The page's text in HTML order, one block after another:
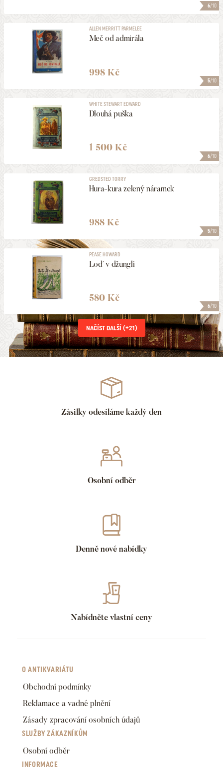
6/10
5/10
ALLEN MERRITT PARMELEE
Meč od admirála
998 Kč
6/10
WHITE STEWART EDWARD
Dlouhá puška
1 500 Kč
5/10
GREDSTED TORRY
Hura-kura zelený náramek
988 Kč
6/10
PEASE HOWARD
Loď v džungli
580 Kč
NAČÍST DALŠÍ (+21)
Zásilky odesíláme každý den
Osobní odběr
Denně nové nabídky
Nabídněte vlastní ceny
O ANTIKVARIÁTU
Obchodní podmínky
Reklamace a vadné plnění
Zásady zpracování osobních údajů
SLUŽBY ZÁKAZNÍKŮM
Osobní odběr
INFORMACE